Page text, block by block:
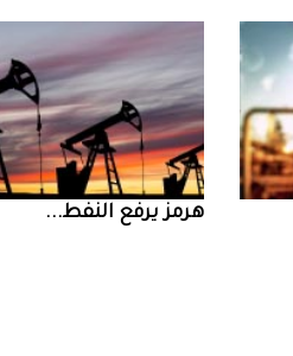
‮‬هرمز‮‬‭ ‬يرفع‭ ‬النفط‭ ...